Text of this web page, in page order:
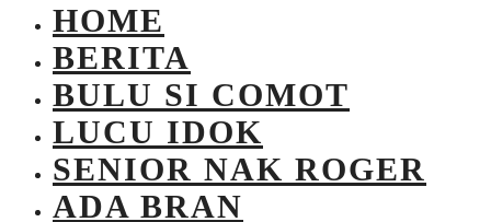
HOME
BERITA
BULU SI COMOT
LUCU IDOK
SENIOR NAK ROGER
ADA BRAN